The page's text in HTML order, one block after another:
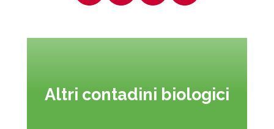
Altri contadini biologici